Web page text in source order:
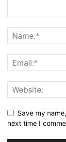
Save my
next time I